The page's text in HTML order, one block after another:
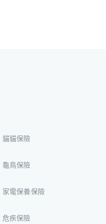
貓貓保險
龜鳥保險
家電保養保險
危疾保險